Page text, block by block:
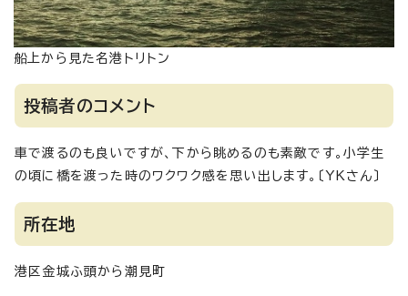
船上から見た名港トリトン
投稿者のコメント
車で渡るのも良いですが、下から眺めるのも素敵です。小学生
の頃に橋を渡った時のワクワク感を思い出します。〔YKさん〕
所在地
港区金城ふ頭から潮見町